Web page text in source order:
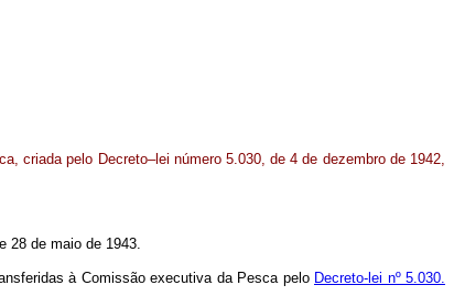
criada pelo Decreto–lei número 5.030, de 4 de dezembro de 1942,
28 de maio de 1943.
à Comissão executiva da Pesca pelo Decreto-lei nº 5.030.